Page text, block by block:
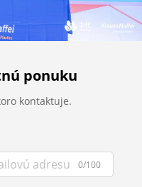
ponuku
kontaktuje.
0/100